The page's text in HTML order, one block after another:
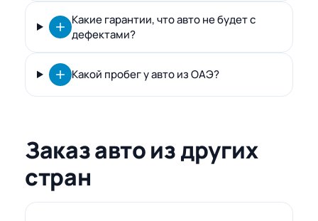
Какие гарантии, что авто не будет с
дефектами?
Какой пробег у авто из ОАЭ?
Заказ авто из других
стран